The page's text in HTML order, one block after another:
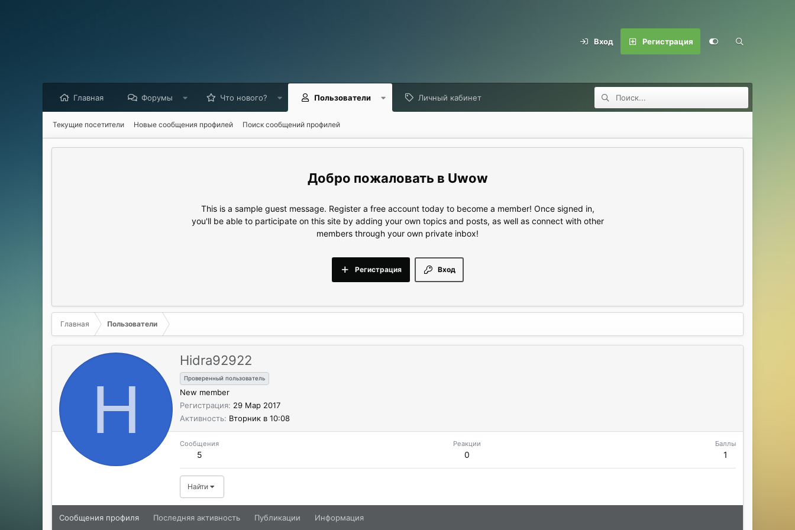
Вход Регистрация
Главная Форумы Что нового? Пользователи Личный кабинет
Текущие посетители Новые сообщения профилей Поиск сообщений профилей
Uwow
This is a sample guest message. Register a free account today to become a member! Once signed in,
you'll be able to participate on this site by adding your own topics and posts, as well as connect with other
members through your own private inbox!
Вход
Регистрация
Главная Пользователи
H
Hidra92922
Проверенный пользователь
New member
Регистрация 29 Мар 2017
Активность Вторник в 10:08
Сообщения
5
Реакции
0
Баллы
1
Найти
Сообщения профиля Последняя активность Публикации Информация